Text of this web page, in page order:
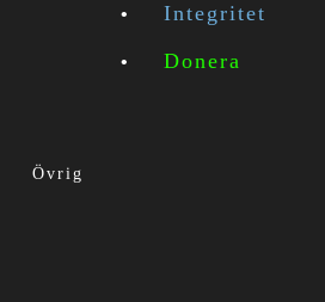
Integritet
Donera
Övrig